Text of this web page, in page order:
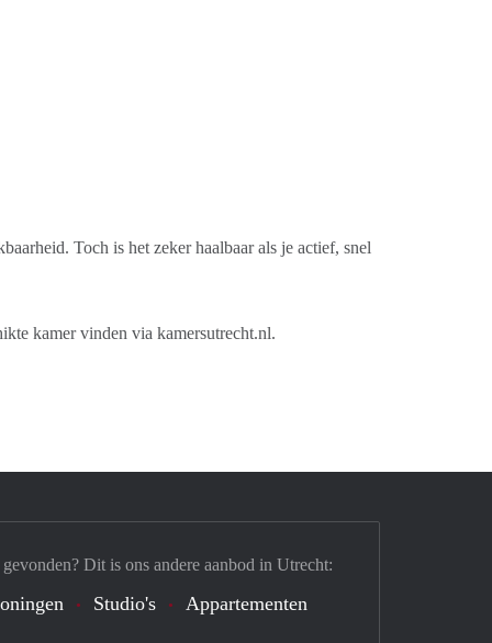
Toch is het zeker haalbaar als je actief, snel
kamer vinden via kamersutrecht.nl.
Dit is ons andere aanbod in Utrecht:
Studio's Appartementen